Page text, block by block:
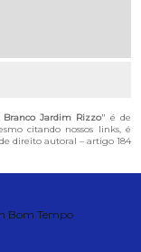
Jardim Rizzo" é de
citando nossos links, é
direito autoral – artigo 184
Bom Tempo